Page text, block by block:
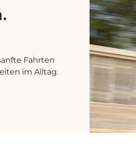
Fahrten
im Alltag.